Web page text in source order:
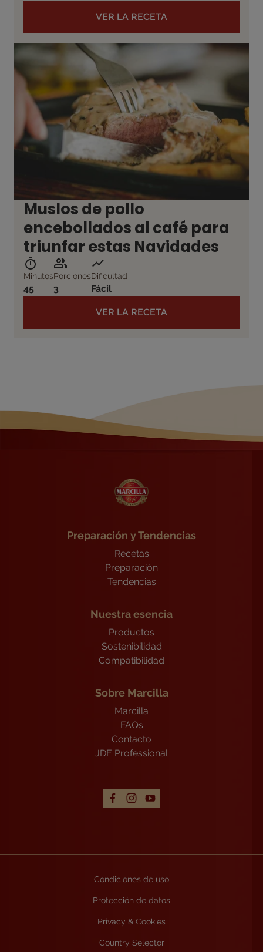
VER LA RECETA
Muslos de pollo
encebollados al café para
triunfar estas Navidades
Minutos
45
Porciones
3
Dificultad
Fácil
VER LA RECETA
Preparación y Tendencias
Recetas
Preparación
Tendencias
Nuestra esencia
Productos
Sostenibilidad
Compatibilidad
Sobre Marcilla
Marcilla
FAQs
Contacto
JDE Professional
Condiciones de uso
Protección de datos
Privacy & Cookies
Country Selector